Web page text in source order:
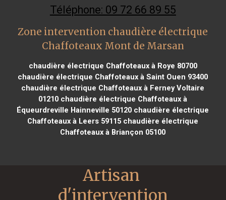
Téléphone: 09 72 66 89 55
Zone intervention chaudière électrique
Chaffoteaux Mont de Marsan
chaudière électrique Chaffoteaux à Roye 80700
chaudière électrique Chaffoteaux à Saint Ouen 93400
chaudière électrique Chaffoteaux à Ferney Voltaire
01210 chaudière électrique Chaffoteaux à
Équeurdreville Hainneville 50120 chaudière électrique
Chaffoteaux à Leers 59115 chaudière électrique
Chaffoteaux à Briançon 05100
Artisan
d'intervention